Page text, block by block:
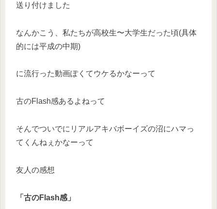
送り付けました
なんかこう、私たちが高校生〜大学生だった頃(具体
的には平成の中期)
に流行った動画ぽくてウケるかなーって
古のFlash感あるよねって
そんでついでにリアルアキバボーイズの沼にハマっ
てくんねぇかなーって
友人の感想
「古のFlash感」